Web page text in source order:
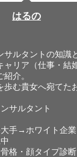
はるの
サルタントの知識
ャリア（仕事・結
介。
歩む貴女へ宛てた
サルタント
手→ホワイト企業
格・顔タイプ診